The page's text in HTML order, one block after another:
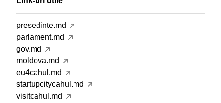
presedinte.md
parlament.md
gov.md
moldova.md
eu4cahul.md
startupcitycahul.md
visitcahul.md